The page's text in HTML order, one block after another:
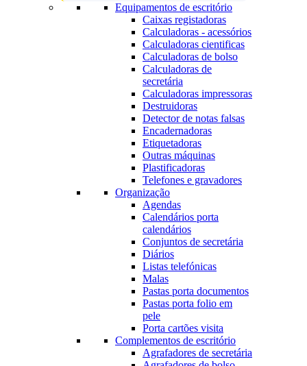
Equipamentos de escritório
Caixas registadoras
Calculadoras - acessórios
Calculadoras cientificas
Calculadoras de bolso
Calculadoras de
secretária
Calculadoras impressoras
Destruidoras
Detector de notas falsas
Encadernadoras
Etiquetadoras
Outras máquinas
Plastificadoras
Telefones e gravadores
Organização
Agendas
Calendários porta
calendários
Conjuntos de secretária
Diários
Listas telefónicas
Malas
Pastas porta documentos
Pastas porta folio em
pele
Porta cartões visita
Complementos de escritório
Agrafadores de secretária